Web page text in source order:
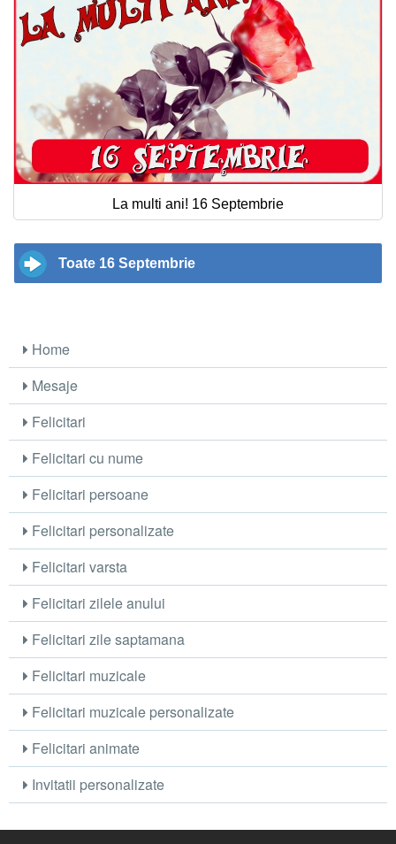
La multi ani! 16 Septembrie
Toate 16 Septembrie
Home
Mesaje
Felicitari
Felicitari cu nume
Felicitari persoane
Felicitari personalizate
Felicitari varsta
Felicitari zilele anului
Felicitari zile saptamana
Felicitari muzicale
Felicitari muzicale personalizate
Felicitari animate
Invitatii personalizate